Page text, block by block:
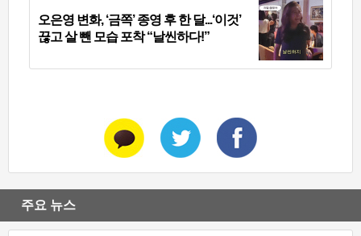
오은영 변화, ‘금쪽’ 종영 후 한 달...‘이것’
끊고 살 뺀 모습 포착 “날씬하다!”
주요 뉴스